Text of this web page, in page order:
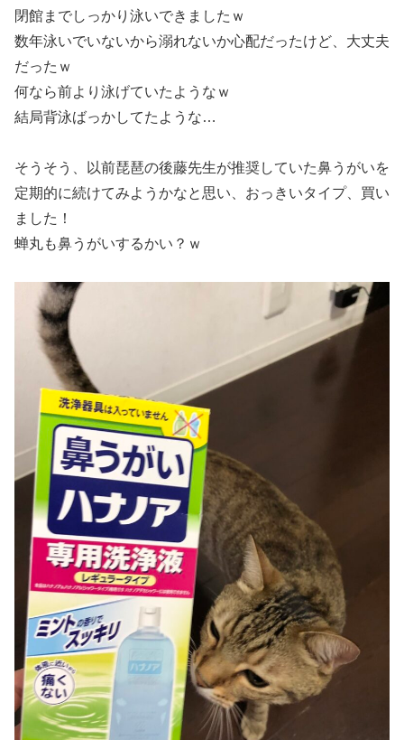
閉館までしっかり泳いできましたｗ
数年泳いでいないから溺れないか心配だったけど、大丈夫
だったｗ
何なら前より泳げていたようなｗ
結局背泳ばっかしてたような…
そうそう、以前琵琶の後藤先生が推奨していた鼻うがいを
定期的に続けてみようかなと思い、おっきいタイプ、買い
ました！
蝉丸も鼻うがいするかい？ｗ